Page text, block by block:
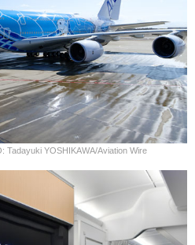
Tadayuki YOSHIKAWA/Aviation Wire